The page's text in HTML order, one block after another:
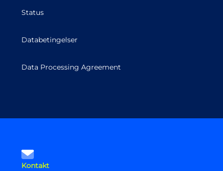
Status
Databetingelser
Data Processing Agreement
Kontakt